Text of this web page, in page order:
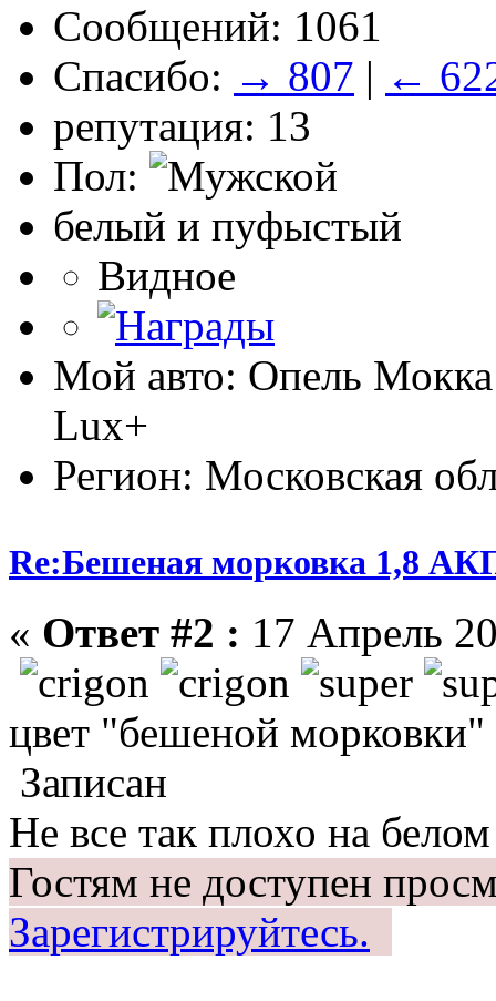
Сообщений: 1061
Спасибо: → 807 | ←
репутация: 13
Пол:
белый и пуфыстый
Видное
Мой авто: Опель
Lux+
Регион: Московская
Re:Бешеная морковка 1,8
« Ответ #2 : 17 Апрель
цвет "бешеной морковки"
Записан
Не все так плохо на белом
Гостям не доступен
Зарегистрируйтесь.